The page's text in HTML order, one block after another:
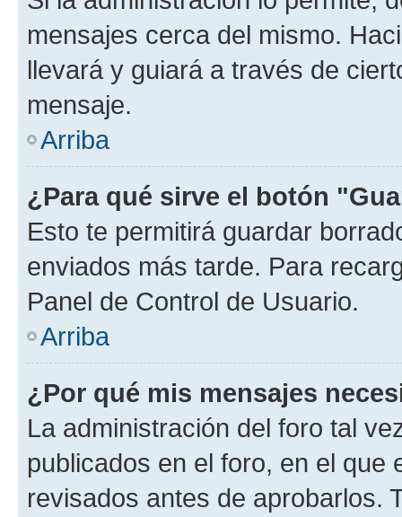
mensajes cerca del mismo.
llevará y guiará a través de
mensaje.
Arriba
¿Para qué sirve el botón
Esto te permitirá guardar
enviados más tarde. Para
Panel de Control de Usuario.
Arriba
¿Por qué mis mensajes
La administración del foro tal
publicados en el foro, en el
revisados antes de aprobarlos.